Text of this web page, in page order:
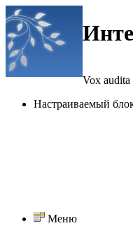
Vox audita
Настраиваемый
Меню